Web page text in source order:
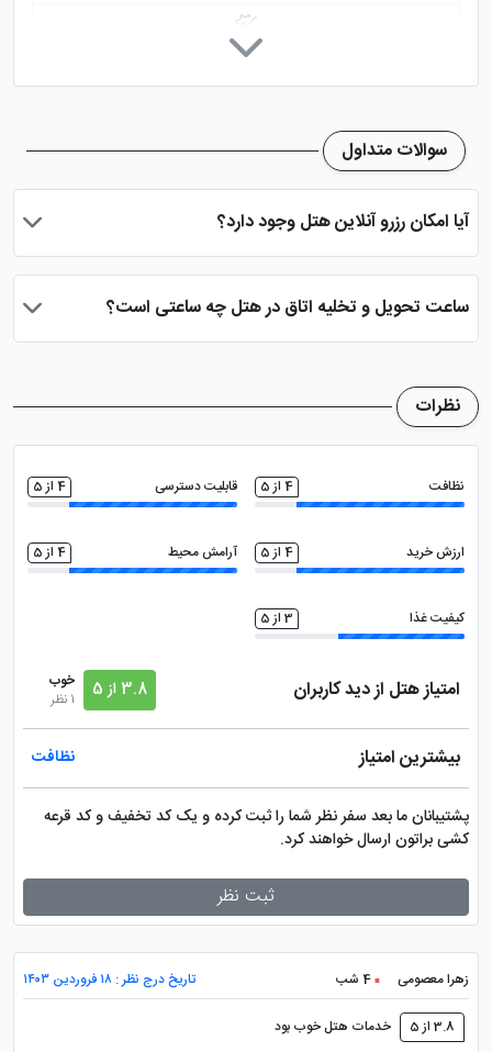
خدمات خشک شویی (لاندری)
سوالات متداول
آیا امکان رزرو آنلاین هتل وجود دارد؟
بله، با انتخاب تاریخ ورود و خروج، نوع اتاق و تعداد نفرات می توانید
دریافت نمایید.
ساعت تحویل و تخلیه اتاق در هتل چه ساعتی است؟
ساعت تحویل اتاق ساعت 2 بعد از ظهر و ساعت تخلیه اتاق 12 ظهر
نظرات
نظافت 4 از 5 قابلیت دسترسی 4 از 5
ارزش خرید 4 از 5 آرامش محیط 4 از 5
کیفیت غذا 3 از 5
امتیاز هتل از دید کاربران 3.8 از 5
خوب
1 نظر
بیشترین امتیاز نظافت
پشتیبانان ما بعد سفر نظر شما را ثبت کرده و یک کد تخفیف و کد قرعه
کشی براتون ارسال خواهند کرد.
ثبت نظر
زهرا معصومی 4 شب تاریخ درج نظر : ۱۸ فروردین ۱۴۰۳
3.8 از 5 خدمات هتل خوب بود